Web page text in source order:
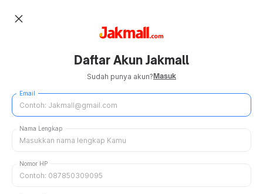
close
Daftar Akun Jakmall
Sudah punya akun?Masuk
Email
Nama Lengkap
Nomor HP